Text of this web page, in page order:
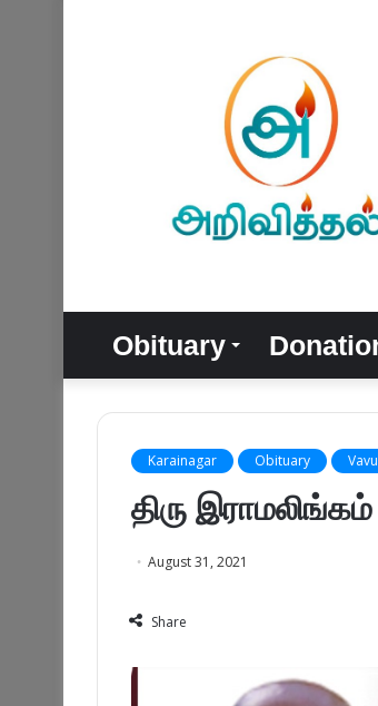
Obituary
Karainagar Obituary
திரு இராமலிங்கம்
August 31, 2021
Share